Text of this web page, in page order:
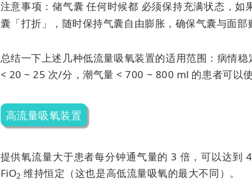
注意事项：储气囊任何时候都 必须保持充满状态，如
囊「打折」，随时保持气囊自由膨胀，确保气囊与面
总结一下上述几种低流量吸氧装置的适用范围：病情
< 20 ~ 25 次/分，潮气量 < 700 ~ 800 ml 的患者可以
高流量吸氧装置
提供氧流量大于患者每分钟通气量的 3 倍，可以达到
FiO2 维持恒定（这也是高低流量吸氧的最大不同）。